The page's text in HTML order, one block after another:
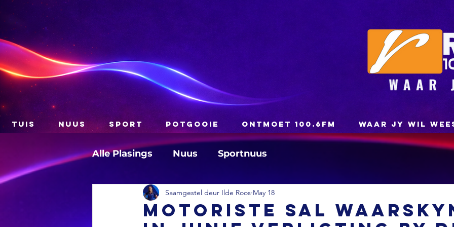
TUIS NUUS SPORT POTGOOIE ONTMOET 100.6FM WAAR JY WIL
Alle Plasings Nuus Sportnuus
Motoriste sal
Saamgestel deur Ilde Roos May 18